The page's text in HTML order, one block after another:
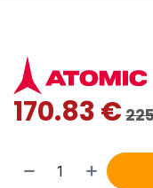
170.83€